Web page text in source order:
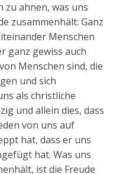
zu ahnen, was uns
zusammenhält: Ganz
Menschen
ganz gewiss auch
Menschen sind, die
und sich
als christliche
und allein dies, dass
von uns auf
hat, dass er uns
hat. Was uns
ist die Freude